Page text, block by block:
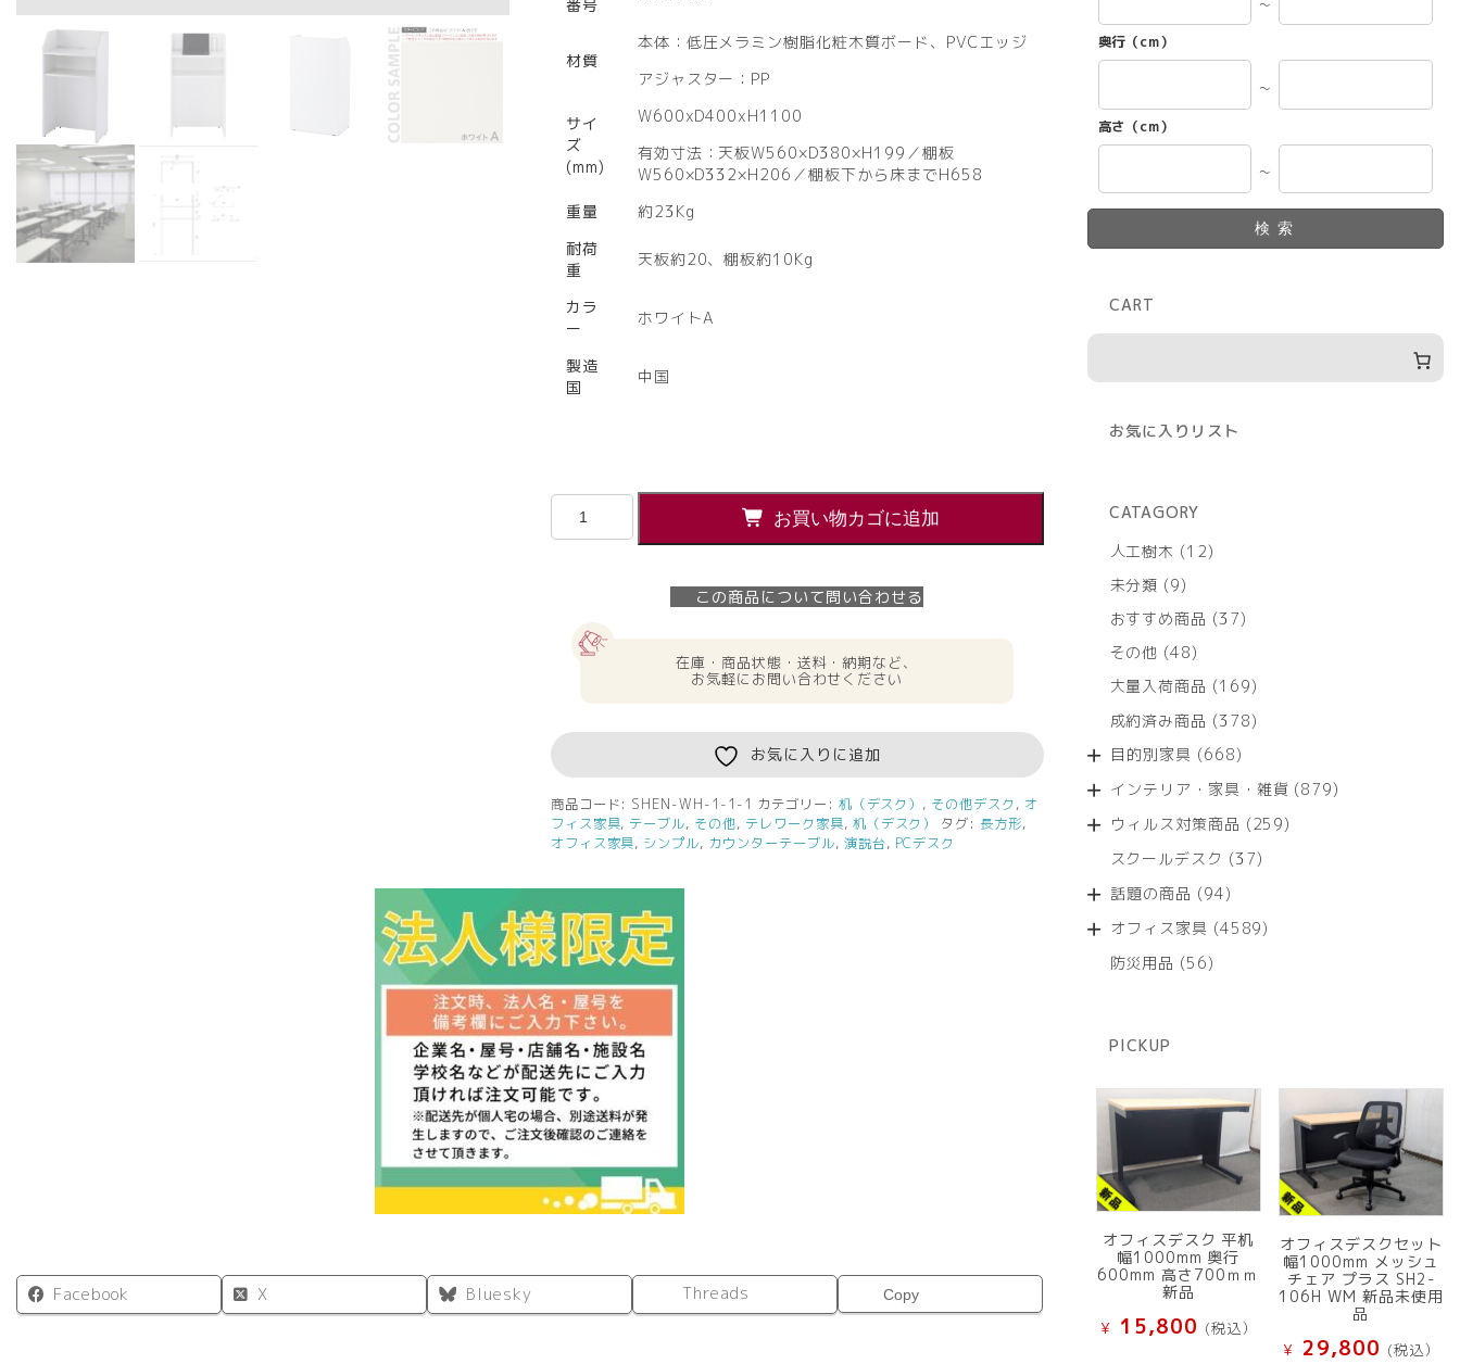
番号
材質
本体：低圧メラミン樹脂化粧木質ボード、PVCエッジ
アジャスター：PP
サイ
ズ
(mm)
W600xD400xH1100
有効寸法：天板W560×D380×H199／棚板
W560×D332×H206／棚板下から床までH658
重量
約23Kg
耐荷
重
天板約20、棚板約10Kg
カラ
ー
ホワイトA
製造
国
中国
【法
人
演
説
台
ホ
ワ
イ
SHEN-
WH
個
お買い物カゴに追加
この商品について問い合わせる
在庫・商品状態・送料・納期など、
お気軽にお問い合わせください
お気に入りに追加
商品コード: SHEN-WH-1-1-1 カテゴリー: 机（デスク） , その他デスク , オ
フィス家具, テーブル, その他, テレワーク家具, 机（デスク） タグ: 長方形,
オフィス家具, シンプル, カウンターテーブル, 演説台, PCデスク
Facebook X Bluesky Threads Copy
～
奥行（cm）
～
高さ（cm）
～
検索
CART
お気に入りリスト
CATAGORY
人工樹木
1212
商
未分類 99
の
商
おすすめ商品 3737
商
その他 4848
の
商
大量入荷商品 169169
の
成約済み商品 378378
商
目的別家具 668668
の
商
インテリア・家具・雑貨 879879
ウィルス対策商品 259259
スクールデスク 3737
商
話題の商品 9494
の
オフィス家具 45894589
防災用品 5656
PICKUP
オフィスデスク 平机
幅1000mm 奥行
600mm 高さ700ｍｍ
新品
¥ 15,800 (税込）
オフィスデスクセット
幅1000mm メッシュ
チェア プラス SH2-
106H WM 新品未使用
品
¥ 29,800 (税込）